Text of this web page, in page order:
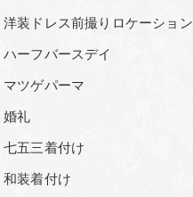
洋装ドレス前撮りロケーション
ハーフバースデイ
マツゲパーマ
婚礼
七五三着付け
和装着付け